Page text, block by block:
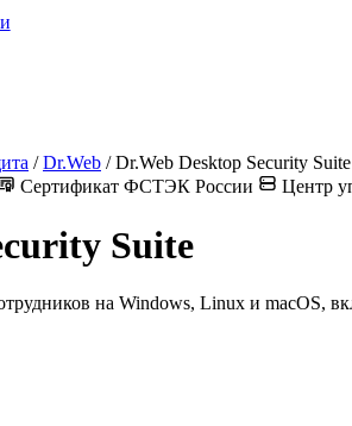
/ Dr.Web / Dr.Web Desktop Security Suite
Сертификат ФСТЭК России Центр
Suite
на Windows, Linux и macOS,